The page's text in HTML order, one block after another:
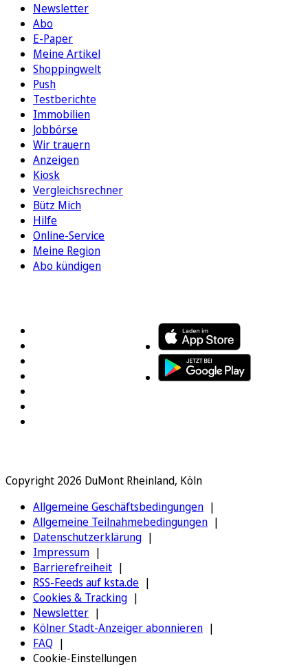
Newsletter
Abo
E-Paper
Meine Artikel
Shoppingwelt
Push
Testberichte
Immobilien
Jobbörse
Wir trauern
Anzeigen
Kiosk
Vergleichsrechner
Bütz Mich
Hilfe
Online-Service
Meine Region
Abo kündigen
Copyright 2026 DuMont Rheinland, Köln
Allgemeine Geschäftsbedingungen
Allgemeine Teilnahmebedingungen
Datenschutzerklärung
Impressum
Barrierefreiheit
RSS-Feeds auf ksta.de
Cookies & Tracking
Newsletter
Kölner Stadt-Anzeiger abonnieren
FAQ
Cookie-Einstellungen